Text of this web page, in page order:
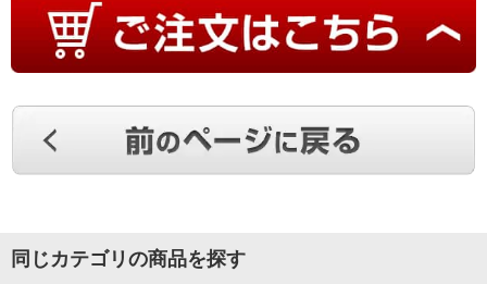
（東京都60代 M.K様）
同じカテゴリの商品を探す